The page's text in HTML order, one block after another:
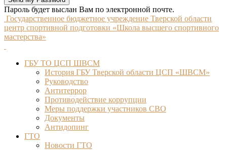
Пароль будет выслан Вам по электронной почте.
Государственное бюджетное учреждение Тверской области
центр спортивной подготовки «Школа высшего спортивного
мастерства»
ГБУ ТО ЦСП ШВСМ
История ГБУ Тверской области ЦСП «ШВСМ»
Руководство
Антитеррор
Противодействие коррупции
Меры поддержки участников СВО
Документы
Антидопинг
ГТО
Новости ГТО